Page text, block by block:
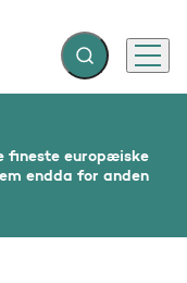
Fold søgefelt ud
Menu
fineste europæiske
endda for anden